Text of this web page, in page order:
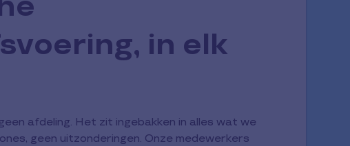
in elk
afdeling. Het zit ingebakken in alles wat we
geen uitzonderingen. Onze medewerkers